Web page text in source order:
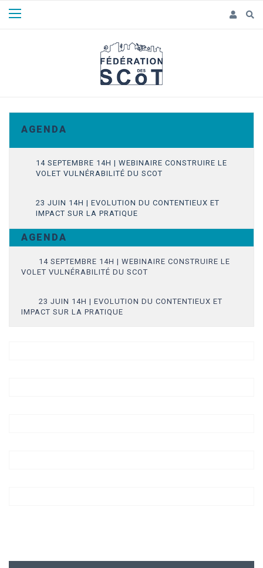
A G E N D A
14 SEPTEMBRE 14H | WEBINAIRE CONSTRUIRE LE
VOLET VULNÉRABILITÉ DU SCOT
23 JUIN 14H | EVOLUTION DU CONTENTIEUX ET
IMPACT SUR LA PRATIQUE
A G E N D A
14 SEPTEMBRE 14H | WEBINAIRE CONSTRUIRE LE
VOLET VULNÉRABILITÉ DU SCOT
23 JUIN 14H | EVOLUTION DU CONTENTIEUX ET
IMPACT SUR LA PRATIQUE